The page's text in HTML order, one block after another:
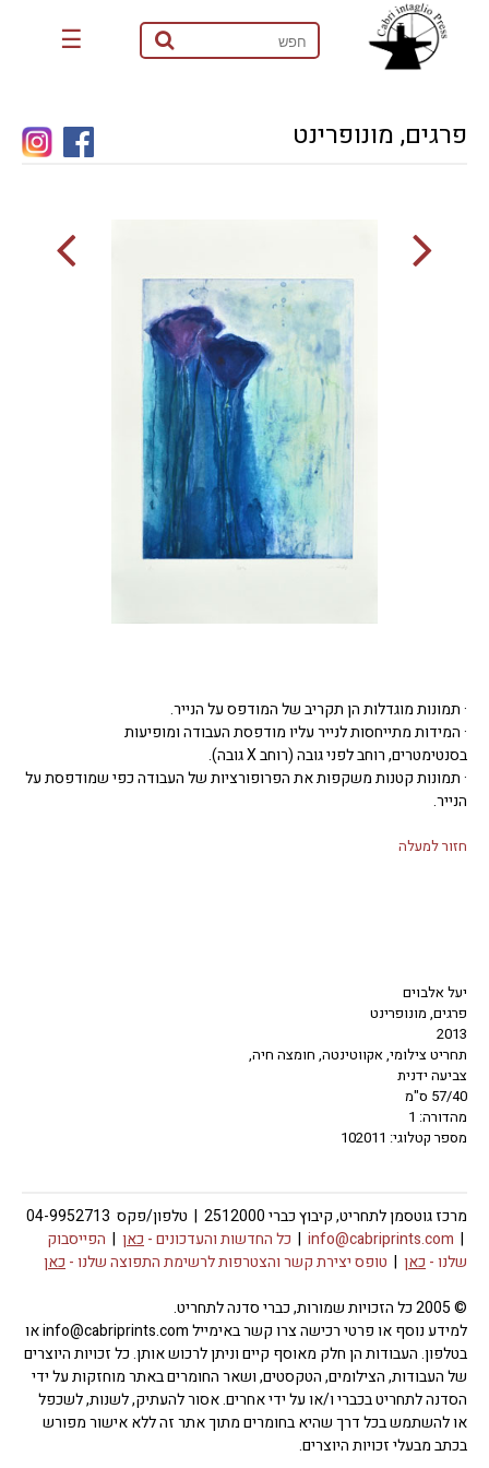
☰
פרגים, מונופרינט
· תמונות מוגדלות הן תקריב של המודפס על הנייר.
· המידות מתייחסות לנייר עליו מודפסת העבודה ומופיעות
בסנטימטרים, רוחב לפני גובה (רוחב X גובה).
· תמונות קטנות משקפות את הפרופורציות של העבודה כפי שמודפסת על
הנייר.
חזור למעלה
יעל אלבוים
פרגים, מונופרינט
2013
תחריט צילומי, אקווטינטה, חומצה חיה,
צביעה ידנית
57/40 ס"מ
מהדורה: 1
מספר קטלוגי: 102011
מרכז גוטסמן לתחריט, קיבוץ כברי 2512000 | טלפון/פקס 04-9952713
|
info@cabriprints.com
| כל החדשות והעדכונים - כאן | הפייסבוק
שלנו - כאן | טופס יצירת קשר והצטרפות לרשימת התפוצה שלנו - כאן
© 2005 כל הזכויות שמורות, כברי סדנה לתחריט.
למידע נוסף או פרטי רכישה צרו קשר באימייל info@cabriprints.com או
בטלפון. העבודות הן חלק מאוסף קיים וניתן לרכוש אותן. כל זכויות היוצרים
של העבודות, הצילומים, הטקסטים, ושאר החומרים באתר מוחזקות על ידי
הסדנה לתחריט בכברי ו/או על ידי אחרים. אסור להעתיק, לשנות, לשכפל
או להשתמש בכל דרך שהיא בחומרים מתוך אתר זה ללא אישור מפורש
בכתב מבעלי זכויות היוצרים.